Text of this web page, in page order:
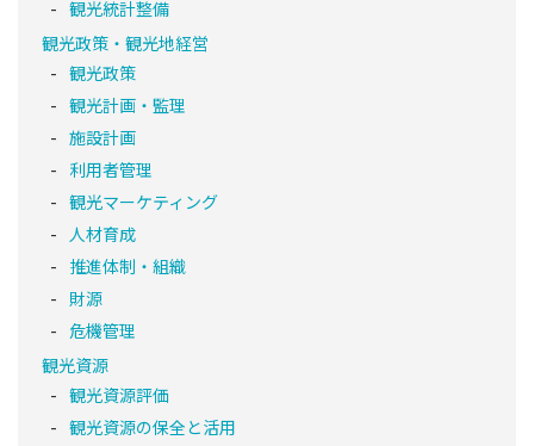
観光統計整備
観光政策・観光地経営
観光政策
観光計画・監理
施設計画
利用者管理
観光マーケティング
人材育成
推進体制・組織
財源
危機管理
観光資源
観光資源評価
観光資源の保全と活用